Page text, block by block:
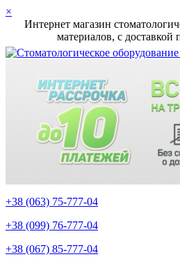
×
Интернет магазин
материалов, c доставкой
+38 (063) 75-777-04
+38 (099) 76-777-04
+38 (067) 85-777-04